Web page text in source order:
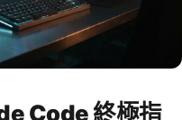
Code 終極指